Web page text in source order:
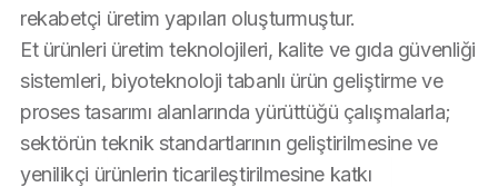
rekabetçi üretim yapıları oluşturmuştur.
Et ürünleri üretim teknolojileri, kalite ve gıda güvenliği
sistemleri, biyoteknoloji tabanlı ürün geliştirme ve
proses tasarımı alanlarında yürüttüğü çalışmalarla;
sektörün teknik standartlarının geliştirilmesine ve
yenilikçi ürünlerin ticarileştirilmesine katkı